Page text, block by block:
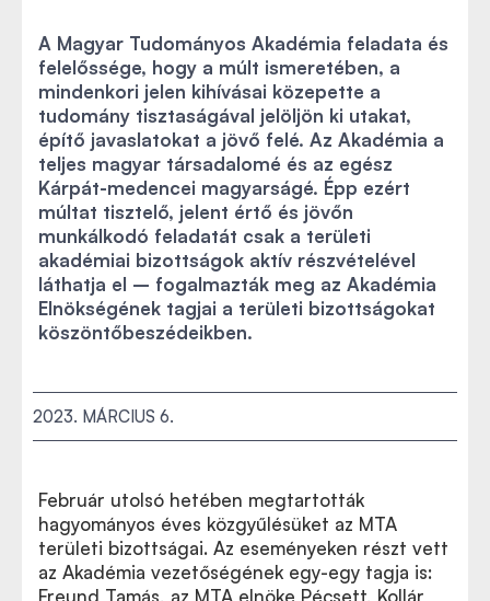
A Magyar Tudományos Akadémia feladata és
felelőssége, hogy a múlt ismeretében, a
mindenkori jelen kihívásai közepette a
tudomány tisztaságával jelöljön ki utakat,
építő javaslatokat a jövő felé. Az Akadémia a
teljes magyar társadalomé és az egész
Kárpát-medencei magyarságé. Épp ezért
múltat tisztelő, jelent értő és jövőn
munkálkodó feladatát csak a területi
akadémiai bizottságok aktív részvételével
láthatja el – fogalmazták meg az Akadémia
Elnökségének tagjai a területi bizottságokat
köszöntőbeszédeikben.
2023. MÁRCIUS 6.
Február utolsó hetében megtartották
hagyományos éves közgyűlésüket az MTA
területi bizottságai. Az eseményeken részt vett
az Akadémia vezetőségének egy-egy tagja is:
Freund Tamás, az MTA elnöke Pécsett, Kollár